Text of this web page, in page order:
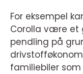
For eksempel
Corolla være et
pendling på
familiebiler